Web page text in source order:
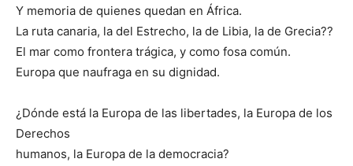
Y memoria de quienes quedan en África.
La ruta canaria, la del Estrecho, la de Libia, la de Grecia??
El mar como frontera trágica, y como fosa común.
Europa que naufraga en su dignidad.
¿Dónde está la Europa de las libertades, la Europa de los
Derechos
humanos, la Europa de la democracia?